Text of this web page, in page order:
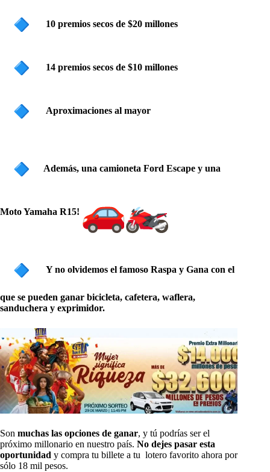
10 premios secos de $20 millones
14 premios secos de $10 millones
Aproximaciones al mayor
Además, una camioneta Ford Escape y una
Moto Yamaha R15!
Y no olvidemos el famoso Raspa y Gana con el
que se pueden ganar bicicleta, cafetera, waflera,
sanduchera y exprimidor.
Son muchas las opciones de ganar, y tú podrías ser el
próximo millonario en nuestro país. No dejes pasar esta
oportunidad y compra tu billete a tu lotero favorito ahora por
sólo 18 mil pesos.